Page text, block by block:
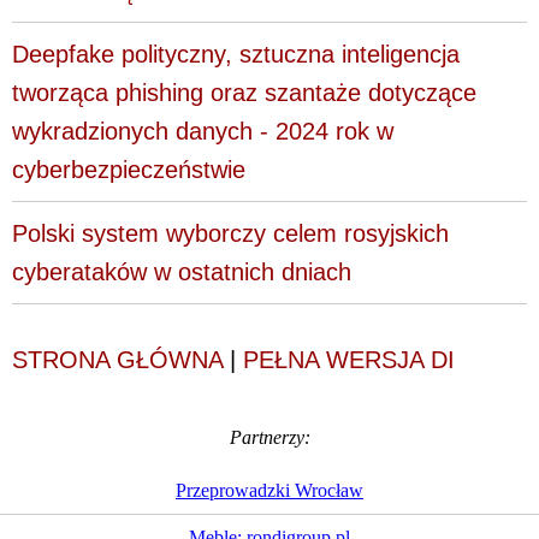
Deepfake polityczny, sztuczna inteligencja
tworząca phishing oraz szantaże dotyczące
wykradzionych danych - 2024 rok w
cyberbezpieczeństwie
Polski system wyborczy celem rosyjskich
cyberataków w ostatnich dniach
STRONA GŁÓWNA| PEŁNA WERSJA DI
Partnerzy:
Przeprowadzki Wrocław